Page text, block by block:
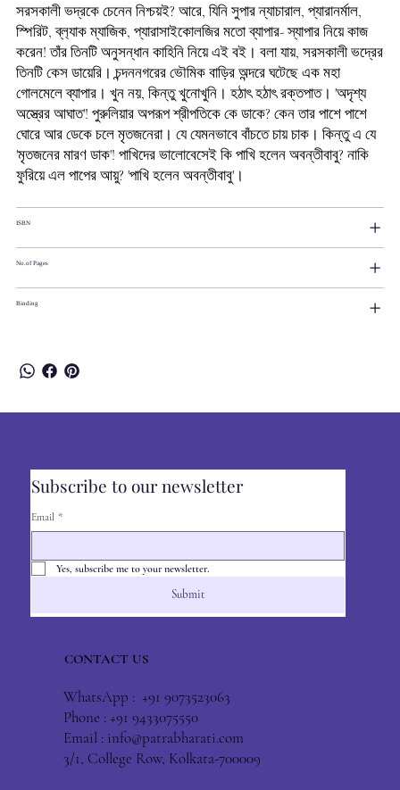
সরসকালী ভদ্রকে চেনেন নিশ্চয়ই? আরে, যিনি সুপার ন্যাচারাল, প্যারানর্মাল,
স্পিরিট, ব্ল‍্যাক ম্যাজিক, প্যারাসাইকোলজির মতো ব্যাপার- স্যাপার নিয়ে কাজ
করেন! তাঁর তিনটি অনুসন্ধান কাহিনি নিয়ে এই বই। বলা যায়, সরসকালী ভদ্রের
তিনটি কেস ডায়েরি। চন্দননগরের ভৌমিক বাড়ির অন্দরে ঘটেছে এক মহা
গোলমেলে ব্যাপার। খুন নয়, কিন্তু খুনোখুনি। হঠাৎ হঠাৎ রক্তপাত। 'অদৃশ্য
অস্ত্রের আঘাত'! পুরুলিয়ার অপরূপ শ্রীপতিকে কে ডাকে? কেন তার পাশে পাশে
ঘোরে আর ডেকে চলে মৃতজনেরা। যে যেমনভাবে বাঁচতে চায় চাক। কিন্তু এ যে
'মৃতজনের মারণ ডাক'! পাখিদের ভালোবেসেই কি পাখি হলেন অবন্তীবাবু? নাকি
ফুরিয়ে এল পাপের আয়ু? 'পাখি হলেন অবন্তীবাবু'।
ISBN
No.of Pages
Binding
Subscribe to our newsletter
Email *
Yes, subscribe me to your newsletter.
Submit
CONTACT US
WhatsApp : +91 9073523063
Phone : +91 9433075550
Email : info@patrabharati.com
3/1, College Row, Kolkata-700009